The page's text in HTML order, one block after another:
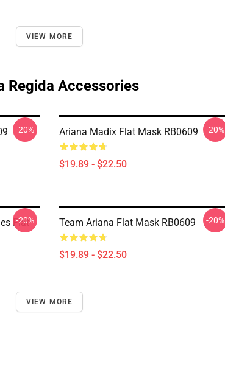
VIEW MORE
Regida Accessories
-20% Ariana Madix Flat Mask RB0609
$19.89 - $22.50
-20%
Flat
-20% Team Ariana Flat Mask RB0609
$19.89 - $22.50
-20%
VIEW MORE